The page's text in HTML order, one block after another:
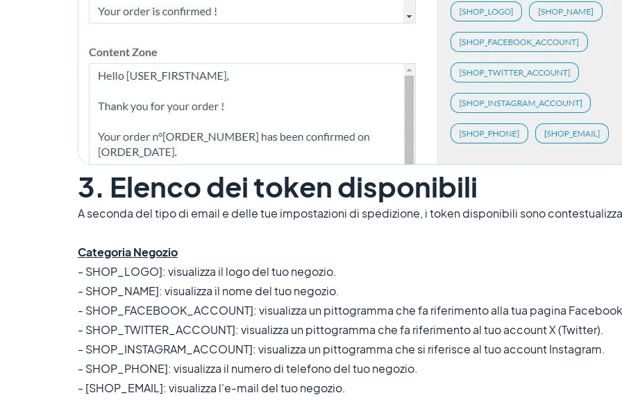
3. Elenco dei token disponibili
A seconda del tipo di email e delle tue impostazioni di spedizione, i token disponibili sono
Categoria Negozio
- SHOP_LOGO]: visualizza il logo del tuo negozio.
- SHOP_NAME]: visualizza il nome del tuo negozio.
- SHOP_FACEBOOK_ACCOUNT]: visualizza un pittogramma che fa riferimento alla tua pagina
- SHOP_TWITTER_ACCOUNT]: visualizza un pittogramma che fa riferimento al tuo account X (Twitter).
- SHOP_INSTAGRAM_ACCOUNT]: visualizza un pittogramma che si riferisce al tuo account Instagram.
- SHOP_PHONE]: visualizza il numero di telefono del tuo negozio.
- [SHOP_EMAIL]: visualizza l'e-mail del tuo negozio.